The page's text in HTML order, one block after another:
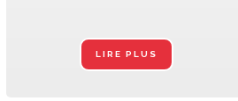
LIRE PLUS